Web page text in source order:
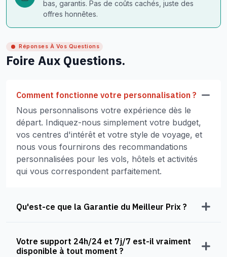
bas, garantis. Pas de coûts cachés, juste des
offres honnêtes.
Réponses À Vos Questions
Foire Aux Questions.
Comment fonctionne votre personnalisation ?
Nous personnalisons votre expérience dès le
départ. Indiquez-nous simplement votre budget,
vos centres d'intérêt et votre style de voyage, et
nous vous fournirons des recommandations
personnalisées pour les vols, hôtels et activités
qui vous correspondent parfaitement.
Qu'est-ce que la Garantie du Meilleur Prix ?
Votre support 24h/24 et 7j/7 est-il vraiment
disponible à tout moment ?